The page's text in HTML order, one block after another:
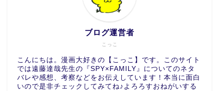
こっこ
ブログ運営者
こんにちは。漫画大好きの【こっこ】です。このサイト
では遠藤達哉先生の『SPY×FAMILY』についてのネタ
バレや感想、考察などをお伝えしています！本当に面白
いので是非チェックしてみてね♪よろろすおねがいする